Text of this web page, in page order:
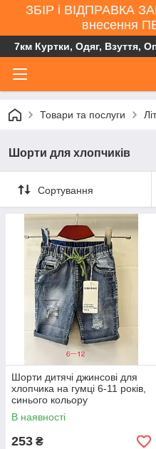
ЗБІР і ВІДПРАВКА
внесення
7км Куртки, Одяг, Взуття,
Товари та послуги
Шорти для хлопчиків
Сортування
Шорти дитячі джинсові для
хлопчика на гумці 6-11 років,
синього кольору
В наявності
253 ₴